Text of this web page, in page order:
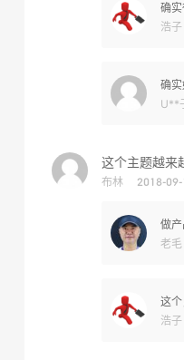
确实
浩子
确
U**
这个主题越来
布林 2018-09-
做
老毛
这个
浩子